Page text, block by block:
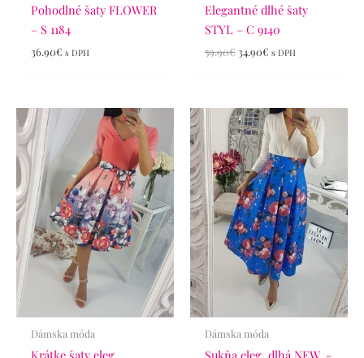
Pohodlné šaty FLOWER
– S 1184
36.90€ s DPH
Elegantné dlhé šaty
STYL – C 9140
59.90€ 34.90€ s DPH
Dámska móda Dámska móda